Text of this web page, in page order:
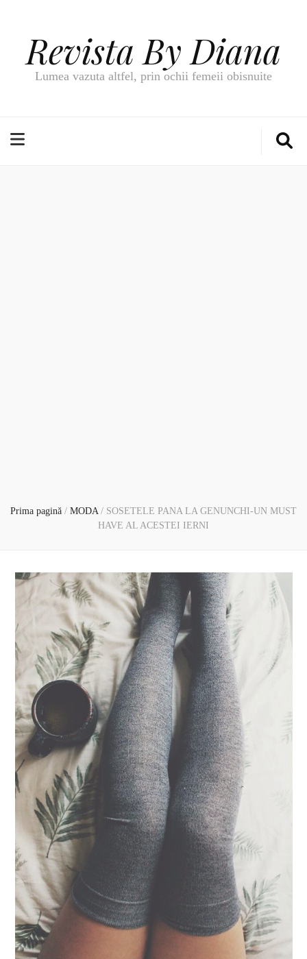
Revista By Diana
Lumea vazuta altfel, prin ochii femeii obisnuite
Prima pagină / MODA / SOSETELE PANA LA GENUNCHI-UN MUST
HAVE AL ACESTEI IERNI